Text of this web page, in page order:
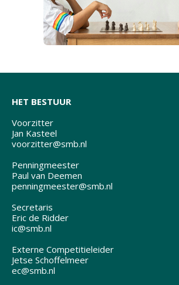
HET BESTUUR
Voorzitter
Jan Kasteel
voorzitter@smb.nl
Penningmeester
Paul van Deemen
penningmeester@smb.nl
Secretaris
Eric de Ridder
ic@smb.nl
Externe Competitieleider
Jetse Schoffelmeer
ec@smb.nl